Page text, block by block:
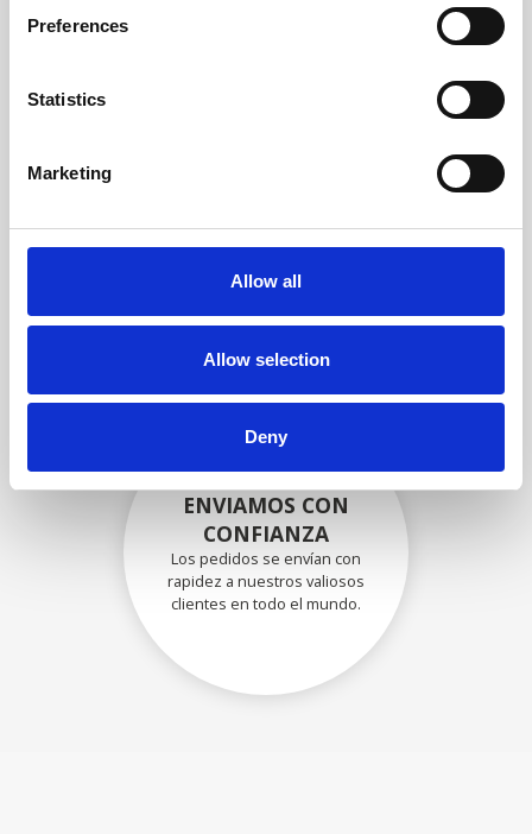
Preferences
Statistics
Marketing
Allow all
Allow selection
Deny
EMBALADO DE
FORMA SEGURA
Cada pieza individual se
empaqueta de forma segura
ENVIAMOS CON
CONFIANZA
Los pedidos se envían con
rapidez a nuestros valiosos
clientes en todo el mundo.